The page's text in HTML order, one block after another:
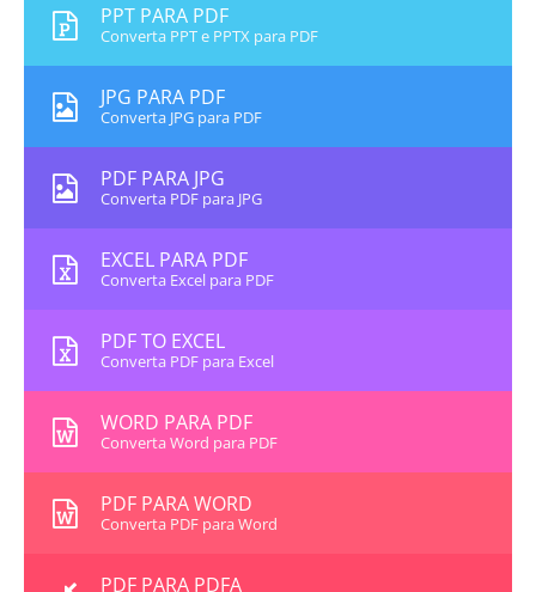
PPT PARA PDF
Converta PPT e PPTX para PDF
JPG PARA PDF
Converta JPG para PDF
PDF PARA JPG
Converta PDF para JPG
EXCEL PARA PDF
Converta Excel para PDF
PDF TO EXCEL
Converta PDF para Excel
WORD PARA PDF
Converta Word para PDF
PDF PARA WORD
Converta PDF para Word
PDF PARA PDFA